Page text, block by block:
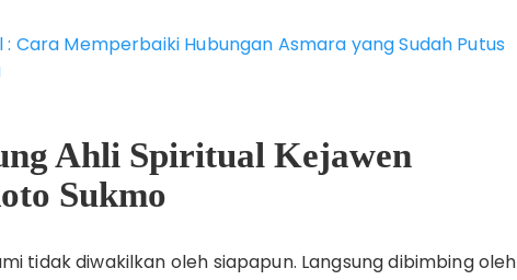
: Cara Memperbaiki Hubungan Asmara yang Sudah Putus
Ahli Spiritual Kejawen
Sukmo
tidak diwakilkan oleh siapapun. Langsung dibimbing oleh